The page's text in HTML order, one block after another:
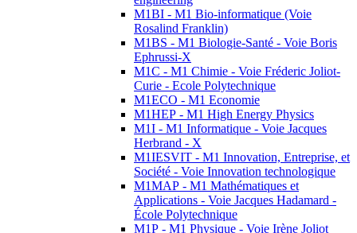
M1BI - M1 Bio-informatique (Voie
Rosalind Franklin)
M1BS - M1 Biologie-Santé - Voie Boris
Ephrussi-X
M1C - M1 Chimie - Voie Fréderic Joliot-
Curie - Ecole Polytechnique
M1ECO - M1 Economie
M1HEP - M1 High Energy Physics
M1I - M1 Informatique - Voie Jacques
Herbrand - X
M1IESVIT - M1 Innovation, Entreprise, et
Société - Voie Innovation technologique
M1MAP - M1 Mathématiques et
Applications - Voie Jacques Hadamard -
École Polytechnique
M1P - M1 Physique - Voie Irène Joliot